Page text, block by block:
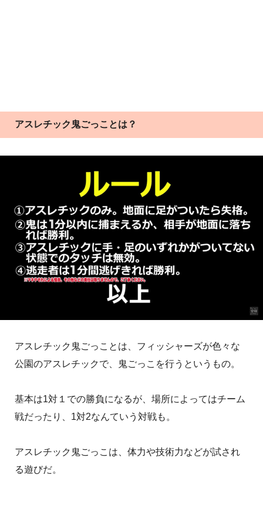
アスレチック鬼ごっことは？
アスレチック鬼ごっことは、フィッシャーズが色々な
公園のアスレチックで、鬼ごっこを行うというもの。
基本は1対１での勝負になるが、場所によってはチーム
戦だったり、1対2なんていう対戦も。
アスレチック鬼ごっこは、体力や技術力などが試され
る遊びだ。